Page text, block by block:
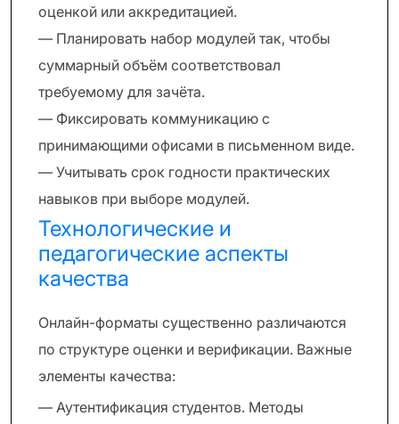
оценкой или аккредитацией.
— Планировать набор модулей так, чтобы
суммарный объём соответствовал
требуемому для зачёта.
— Фиксировать коммуникацию с
принимающими офисами в письменном виде.
— Учитывать срок годности практических
навыков при выборе модулей.
Технологические и
педагогические аспекты
качества
Онлайн-форматы существенно различаются
по структуре оценки и верификации. Важные
элементы качества:
— Аутентификация студентов. Методы